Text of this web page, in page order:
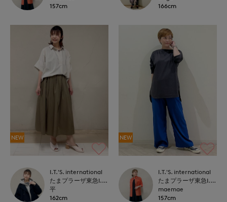
157cm
166cm
NEW
I.T.'S. international
たまプラーザ東急I.T.'S.international
平
162cm
NEW
I.T.'S. international
たまプラーザ東急I.T.'S.international
maemae
157cm